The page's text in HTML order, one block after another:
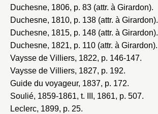
Duchesne, 1806, p. 83 (attr. à Girardon).
Duchesne, 1810, p. 138 (attr. à Girardon).
Duchesne, 1815, p. 148 (attr. à Girardon).
Duchesne, 1821, p. 110 (attr. à Girardon).
Vaysse de Villiers, 1822, p. 146-147.
Vaysse de Villiers, 1827, p. 192.
Guide du voyageur, 1837, p. 172.
Soulié, 1859-1861, t. III, 1861, p. 507.
Leclerc, 1899, p. 25.